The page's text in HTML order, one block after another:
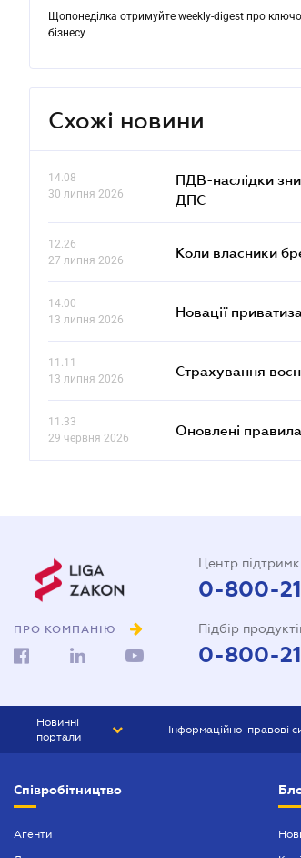
Щопонеділка отримуйте weekly-digest про
бізнесу
Схожі новини
14.08
30 липня 2026
ПДВ-наслідки
ДПС
12.26
27 липня 2026
Коли власники
14.00
13 липня 2026
Новації
11.11
13 липня 2026
Страхування
11.33
29 червня 2026
Оновлені
ПРО КОМПАНІЮ
Центр
0-800-
Підбір
0-800-
Новинні
портали
БІЗНЕС
Інформаційно-правові
Співробітництво
Агенти